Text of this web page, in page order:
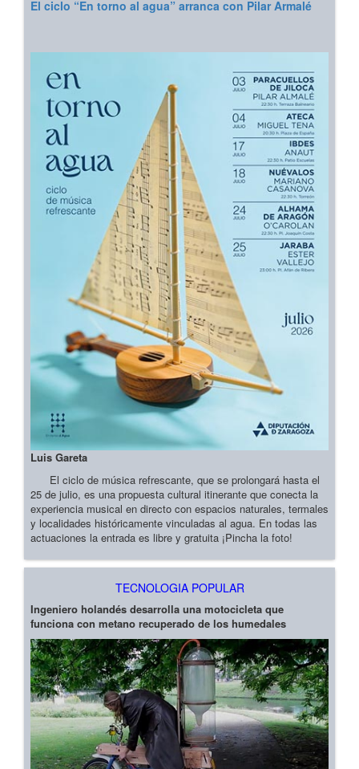
El ciclo “En torno al agua” arranca con Pilar Armalé
Luis Gareta
El ciclo de música refrescante, que se prolongará hasta el
25 de julio, es una propuesta cultural itinerante que conecta la
experiencia musical en directo con espacios naturales, termales
y localidades históricamente vinculadas al agua. En todas las
actuaciones la entrada es libre y gratuita ¡Pincha la foto!
TECNOLOGIA POPULAR
Ingeniero holandés desarrolla una motocicleta que
funciona con metano recuperado de los humedales